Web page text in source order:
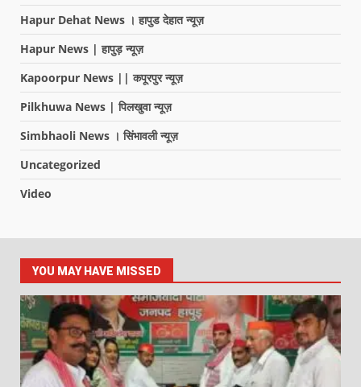
Hapur Dehat News । हापुड देहात न्यूज़
Hapur News | हापुड़ न्यूज़
Kapoorpur News || कपूरपुर न्यूज़
Pilkhuwa News | पिलखुवा न्यूज़
Simbhaoli News । सिंभावली न्यूज़
Uncategorized
Video
YOU MAY HAVE MISSED